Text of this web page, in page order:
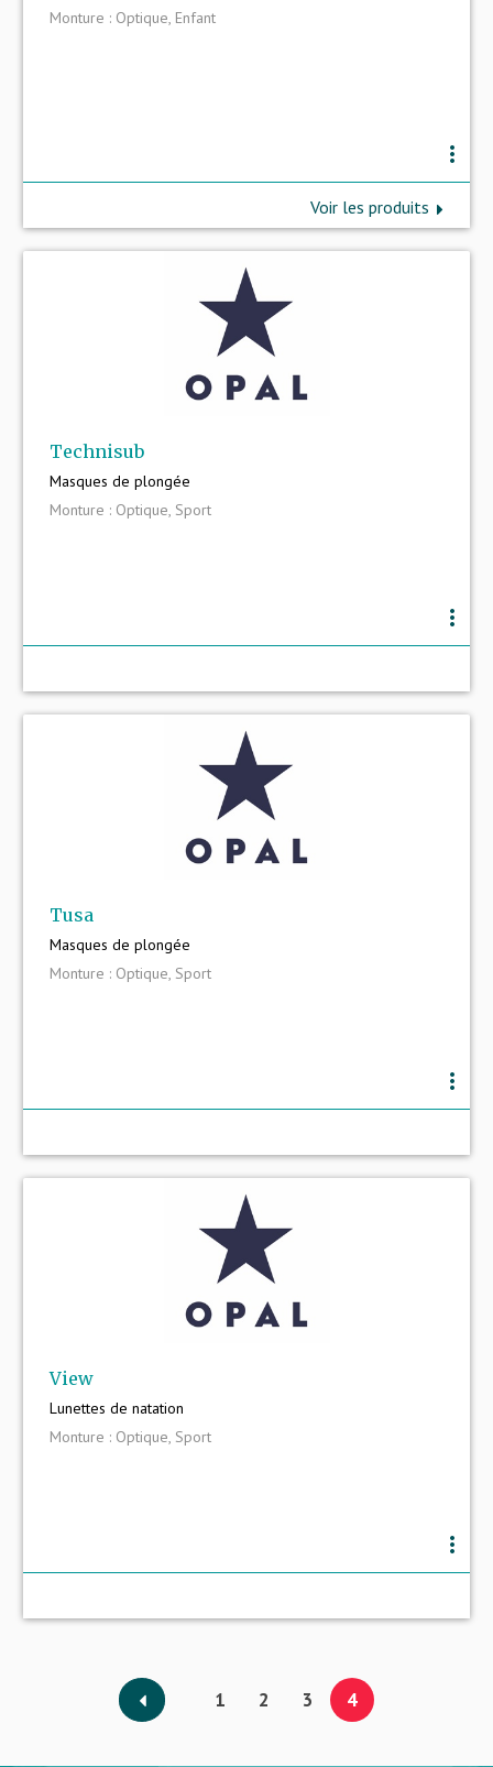
Monture : Optique, Enfant
more_vert
Voir les produits
Technisub
Masques de plongée
Monture : Optique, Sport
more_vert
Tusa
Masques de plongée
Monture : Optique, Sport
more_vert
View
Lunettes de natation
Monture : Optique, Sport
more_vert
1 2 3 4